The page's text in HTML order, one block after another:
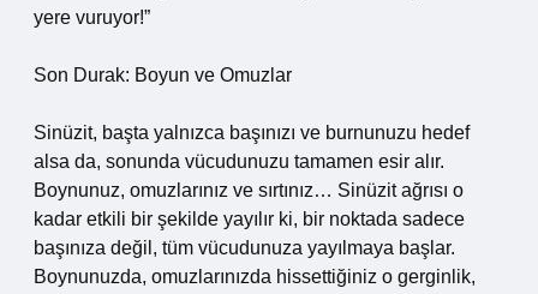
yere vuruyor!”
Son Durak: Boyun ve Omuzlar
Sinüzit, başta yalnızca başınızı ve burnunuzu hedef
alsa da, sonunda vücudunuzu tamamen esir alır.
Boynunuz, omuzlarınız ve sırtınız… Sinüzit ağrısı o
kadar etkili bir şekilde yayılır ki, bir noktada sadece
başınıza değil, tüm vücudunuza yayılmaya başlar.
Boynunuzda, omuzlarınızda hissettiğiniz o gerginlik,